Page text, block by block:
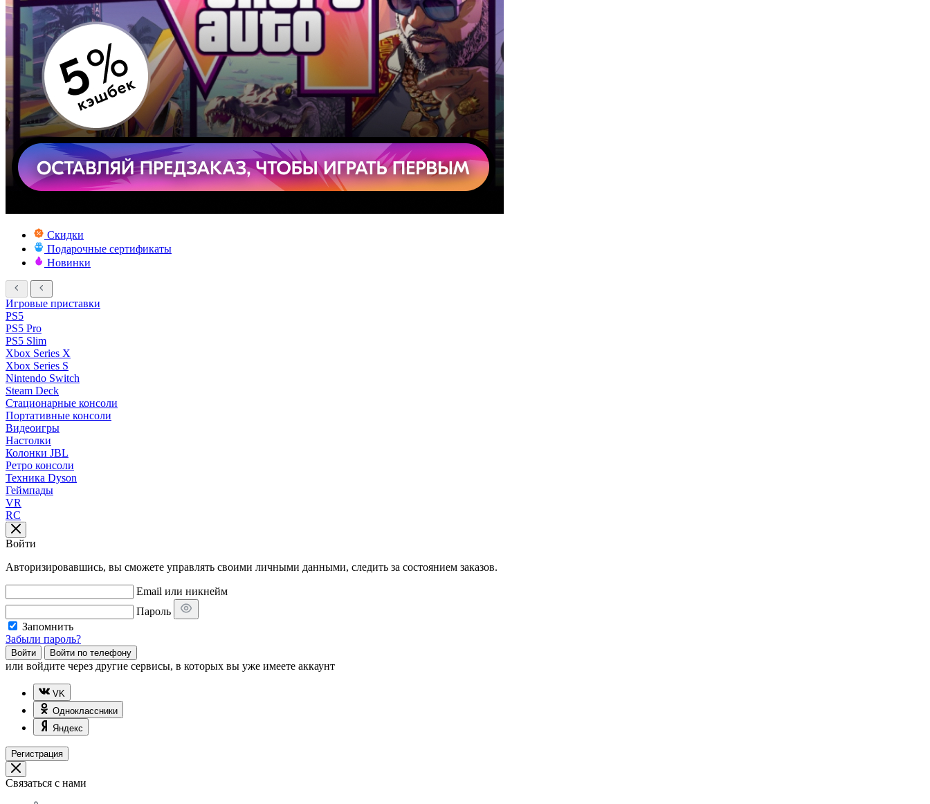
Скидки
Подарочные сертификаты
Новинки
Игровые приставки
PS5
PS5 Pro
PS5 Slim
Xbox Series X
Xbox Series S
Nintendo Switch
Steam Deck
Стационарные консоли
Портативные консоли
Видеоигры
Настолки
Колонки JBL
Ретро консоли
Техника Dyson
Геймпады
VR
RC
Войти
Авторизировавшись, вы сможете управлять своими личными данными, следить за состоянием заказов.
Email или никнейм
Пароль
Запомнить
Забыли пароль?
Войти Войти по телефону
или войдите через другие сервисы, в которых вы уже имеете аккаунт
VK
Одноклассники
Яндекс
Регистрация
Связаться с нами